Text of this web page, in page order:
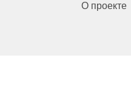
О проекте